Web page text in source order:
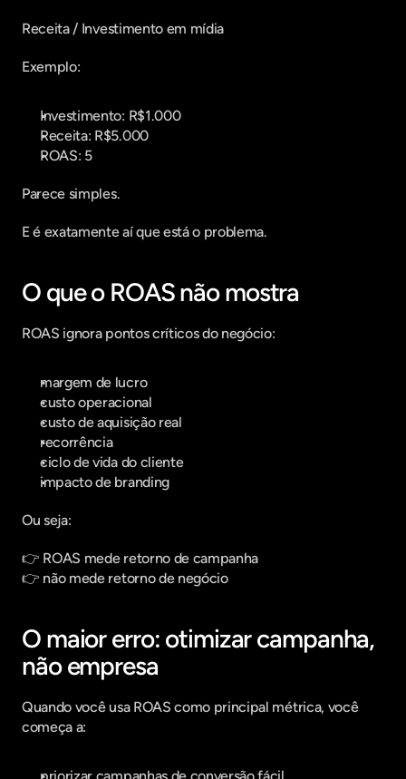
Receita / Investimento em mídia
Exemplo:
Investimento: R$1.000
Receita: R$5.000
ROAS: 5
Parece simples.
E é exatamente aí que está o problema.
O que o ROAS não mostra
ROAS ignora pontos críticos do negócio:
margem de lucro
custo operacional
custo de aquisição real
recorrência
ciclo de vida do cliente
impacto de branding
Ou seja:
👉 ROAS mede retorno de campanha
👉 não mede retorno de negócio
O maior erro: otimizar campanha,
não empresa
Quando você usa ROAS como principal métrica, você
começa a: